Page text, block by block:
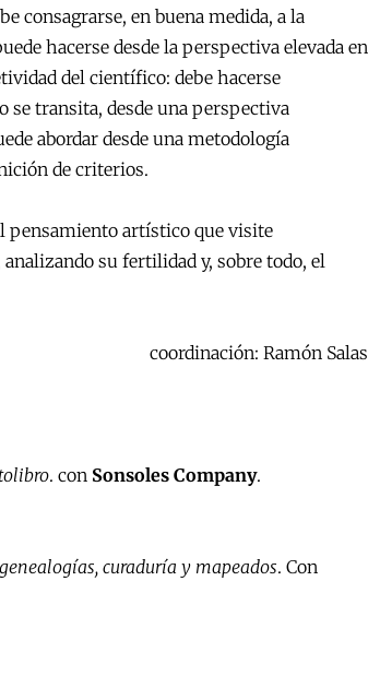
consagrarse, en buena medida, a la
hacerse desde la perspectiva elevada en
del científico: debe hacerse
transita, desde una perspectiva
abordar desde una metodología
de criterios.
pensamiento artístico que visite
su fertilidad y, sobre todo, el
coordinación: Ramón Salas
. con Sonsoles Company.
curaduría y mapeados. Con